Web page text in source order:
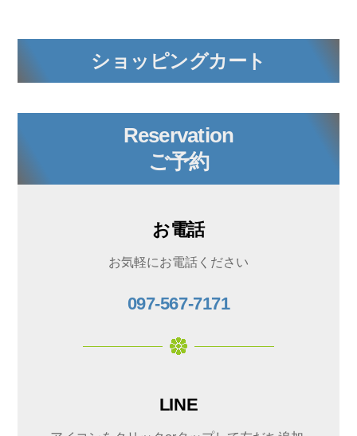
ショッピングカート
Reservation
ご予約
お電話
お気軽にお電話ください
097-567-7171
LINE